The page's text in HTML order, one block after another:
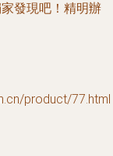
發現吧！精明辦
product/77.html